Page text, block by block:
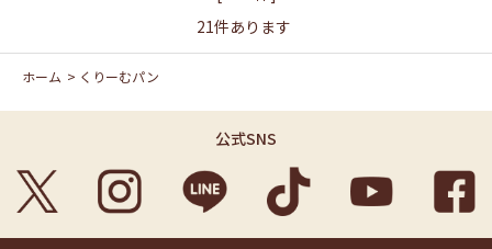
21件あります
ホーム > くりーむパン
公式SNS